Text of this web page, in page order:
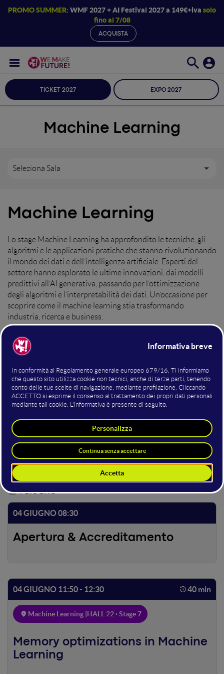
PROMO SUMMER: WMF 2027 + AI Festival 2027 a 149€+iva solo
fino al 7/08
ACQUISTA
TICKET 2027 EXPO 2027
Machine Learning
Seleziona Sala
Machine Learning
Lo stage Machine Learning ha approfondito le tecniche, gli
algoritmi e le applicazioni pratiche che stanno rivoluzionando
il mondo dei dati e dell’intelligenza artificiale. Esperti del
settore hanno esplorato le ultime innovazioni, dai modelli
predittivi all’AI generativa, passando per l’ottimizzazione
degli algoritmi e l’interpretabilità dei dati. Un’occasione per
scoprire come il machine learning stia trasformando
industria, ricerca e business.
Hosting della sala
Roberto Digennaro
Senior Data Analyst
CEO & Founder
4 GIUGNO
04 GIUGNO 08:30
Apertura & Accreditamento
04 GIUGNO 11:50 - 12:30 40 min
Machine Learning | HALL 22 · Stage 7
Memory optimizations in Machine
Learning